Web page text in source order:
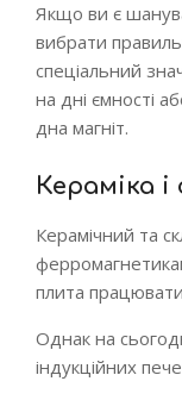
Якщо ви є
вибрати
спеціальний
на дні ємності
дна магніт.
Кераміка і
Керамічний та
плита
Однак на
індукційних